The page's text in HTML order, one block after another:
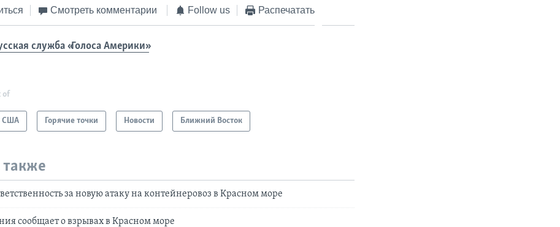
Смотреть комментарии Follow us Распечатать
служба «Голоса Америки»
of
США Горячие точки Новости Ближний Восток
также
за новую атаку на контейнеровоз в Красном море
сообщает о взрывах в Красном море